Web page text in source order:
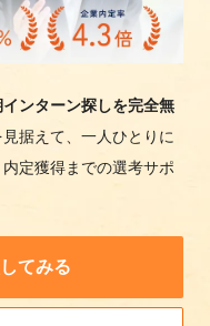
ンターン探しを完全無
据えて、一人ひとりに
定獲得までの選考サポ
てみる